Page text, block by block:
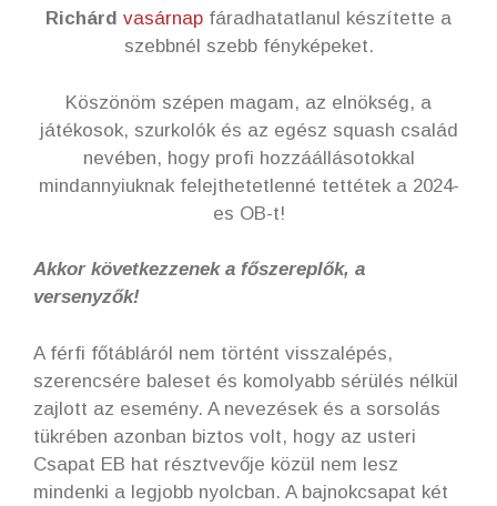
Richárd vasárnap fáradhatatlanul készítette a
szebbnél szebb fényképeket.
Köszönöm szépen magam, az elnökség, a
játékosok, szurkolók és az egész squash család
nevében, hogy profi hozzáállásotokkal
mindannyiuknak felejthetetlenné tettétek a 2024-
es OB-t!
Akkor következzenek a főszereplők, a
versenyzők!
A férfi főtábláról nem történt visszalépés,
szerencsére baleset és komolyabb sérülés nélkül
zajlott az esemény. A nevezések és a sorsolás
tükrében azonban biztos volt, hogy az usteri
Csapat EB hat résztvevője közül nem lesz
mindenki a legjobb nyolcban. A bajnokcsapat két